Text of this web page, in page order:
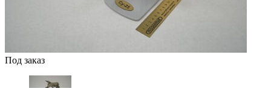
Под заказ